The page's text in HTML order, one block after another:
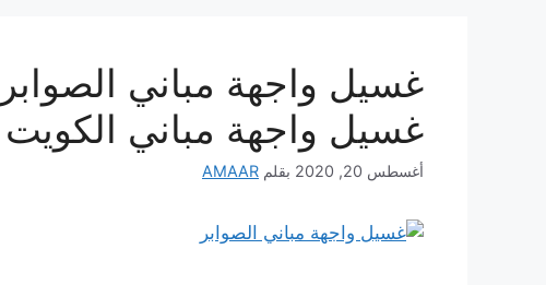
غسيل واجهة مباني الكويت
أغسطس 20, 2020 بقلم AMAAR